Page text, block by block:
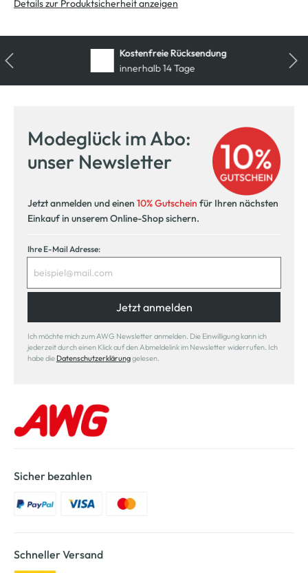
Details zur Produktsicherheit anzeigen
Kostenfreie Rücksendung
innerhalb 14 Tage
Modeglück im Abo:
unser Newsletter
Jetzt anmelden und einen 10% Gutschein für Ihren nächsten
Einkauf in unserem Online-Shop sichern.
Ihre E-Mail Adresse:
Jetzt anmelden
Ich möchte mich zum AWG Newsletter anmelden. Die Einwilligung kann ich
jederzeit durch einen Klick auf den Abmeldelink im Newsletter widerrufen. Ich
habe die Datenschutzerklärunggelesen.
Sicher bezahlen
Schneller Versand